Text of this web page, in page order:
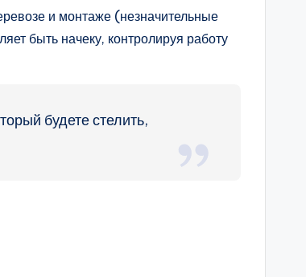
и монтаже (незначительные
быть начеку, контролируя работу
будете стелить,